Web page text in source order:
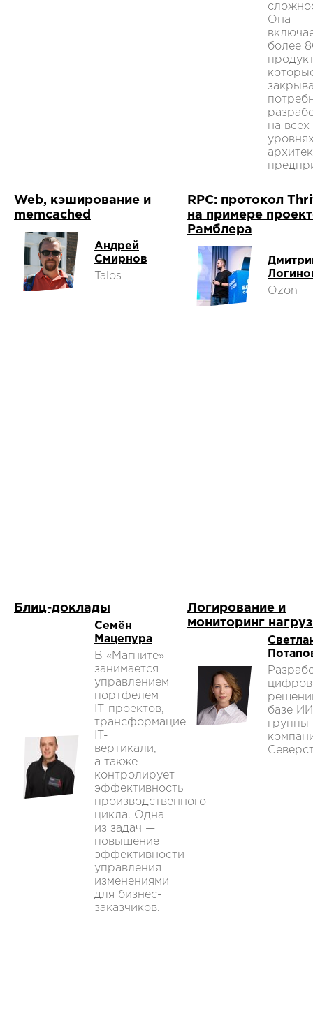
Она
более
на всех
Web, кэширование и
memcached
Андрей
Смирнов
Talos
RPC: протокол
на примере
Рамблера
Ozon
Блиц-доклады
Семён
Мацепура
В «Магните»
занимается
управлением
портфелем
IT-проектов,
трансформацией
IT-
вертикали,
а также
контролирует
эффективность
производственного
цикла. Одна
из задач —
повышение
эффективности
управления
изменениями
для бизнес-
заказчиков.
Логирование и
мониторинг
базе
группы